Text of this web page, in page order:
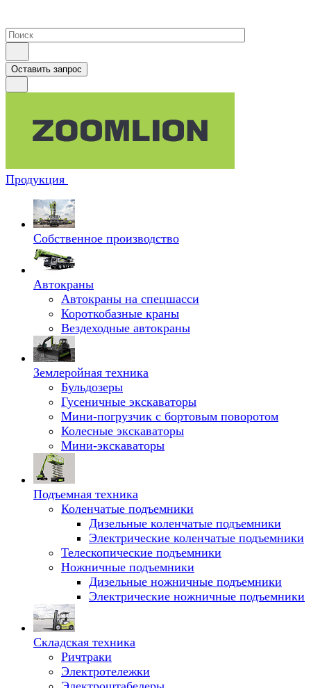
Оставить запрос
Продукция
Собственное производство
Автокраны
Автокраны на спецшасси
Короткобазные краны
Вездеходные автокраны
Землеройная техника
Бульдозеры
Гусеничные экскаваторы
Мини-погрузчик с бортовым поворотом
Колесные экскаваторы
Мини-экскаваторы
Подъемная техника
Коленчатые подъемники
Дизельные коленчатые подъемники
Электрические коленчатые подъемники
Телескопические подъемники
Ножничные подъемники
Дизельные ножничные подъемники
Электрические ножничные подъемники
Складская техника
Ричтраки
Электротележки